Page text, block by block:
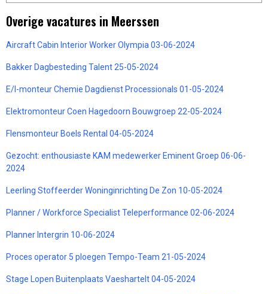
Overige vacatures in Meerssen
Aircraft Cabin Interior Worker Olympia 03-06-2024
Bakker Dagbesteding Talent 25-05-2024
E/I-monteur Chemie Dagdienst Processionals 01-05-2024
Elektromonteur Coen Hagedoorn Bouwgroep 22-05-2024
Flensmonteur Boels Rental 04-05-2024
Gezocht: enthousiaste KAM medewerker Eminent Groep 06-06-
2024
Leerling Stoffeerder Woninginrichting De Zon 10-05-2024
Planner / Workforce Specialist Teleperformance 02-06-2024
Planner Intergrin 10-06-2024
Proces operator 5 ploegen Tempo-Team 21-05-2024
Stage Lopen Buitenplaats Vaeshartelt 04-05-2024